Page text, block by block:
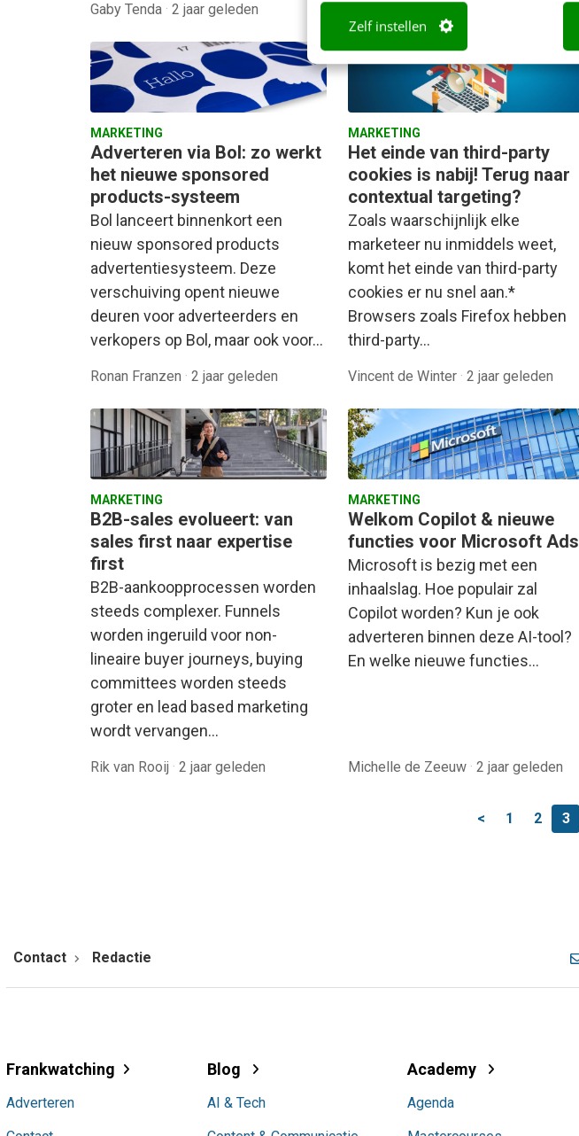
Zelf instellen
Gaby Tenda · 2 jaar geleden 2 jaar geleden
MARKETING
Adverteren via Bol: zo werkt
het nieuwe sponsored
products-systeem
Bol lanceert binnenkort een
nieuw sponsored products
advertentiesysteem. Deze
verschuiving opent nieuwe
deuren voor adverteerders en
verkopers op Bol, maar ook voor…
Ronan Franzen · 2 jaar geleden
MARKETING
Het einde van third-party
cookies is nabij! Terug naar
contextual targeting?
Zoals waarschijnlijk elke
marketeer nu inmiddels weet,
komt het einde van third-party
cookies er nu snel aan.*
Browsers zoals Firefox hebben
third-party…
Vincent de Winter · 2 jaar geleden
MARKETING
B2B-sales evolueert: van
sales first naar expertise
first
B2B-aankoopprocessen worden
steeds complexer. Funnels
worden ingeruild voor non-
lineaire buyer journeys, buying
committees worden steeds
groter en lead based marketing
wordt vervangen…
Rik van Rooij · 2 jaar geleden
MARKETING
Welkom Copilot & nieuwe
functies voor Microsoft Ads
Microsoft is bezig met een
inhaalslag. Hoe populair zal
Copilot worden? Kun je ook
adverteren binnen deze AI-tool?
En welke nieuwe functies…
Michelle de Zeeuw · 2 jaar geleden
< 1 2 3
Contact Redactie
Frankwatching
Adverteren
Blog
AI & Tech
Academy
Agenda